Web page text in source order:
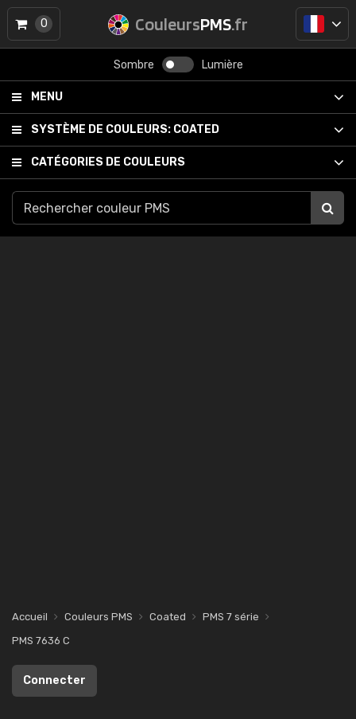
CouleursPMS.fr
Sombre Lumière
MENU
SYSTÈME DE COULEURS: COATED
CATÉGORIES DE COULEURS
0
Accueil Couleurs PMS Coated
PMS 7 série
PMS 7636 C
Connecter